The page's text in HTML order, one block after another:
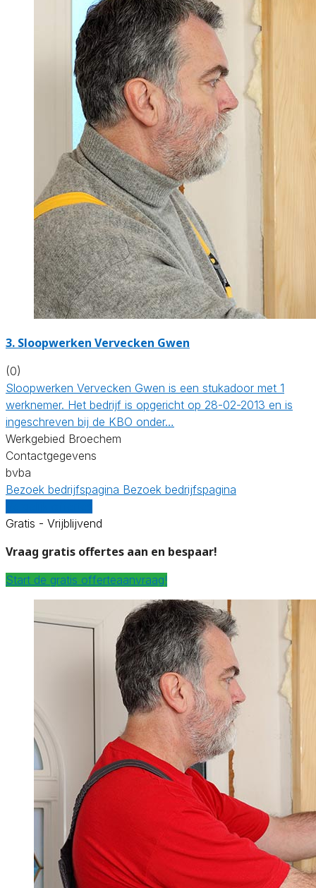
3. Sloopwerken Vervecken Gwen
(0)
Sloopwerken Vervecken Gwen is een stukadoor met 1
werknemer. Het bedrijf is opgericht op 28-02-2013 en is
ingeschreven bij de KBO onder…
Werkgebied Broechem
Contactgegevens
bvba
Bezoek bedrijfspagina Bezoek bedrijfspagina
Gratis - Vrijblijvend
Vraag gratis offertes aan en bespaar!
Start de gratis offerteaanvraag!